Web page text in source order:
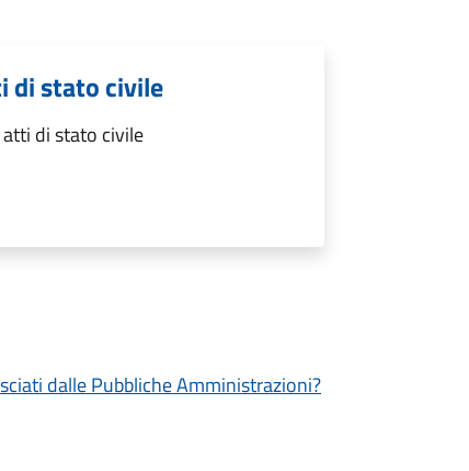
di stato civile
di stato civile
dalle Pubbliche Amministrazioni?